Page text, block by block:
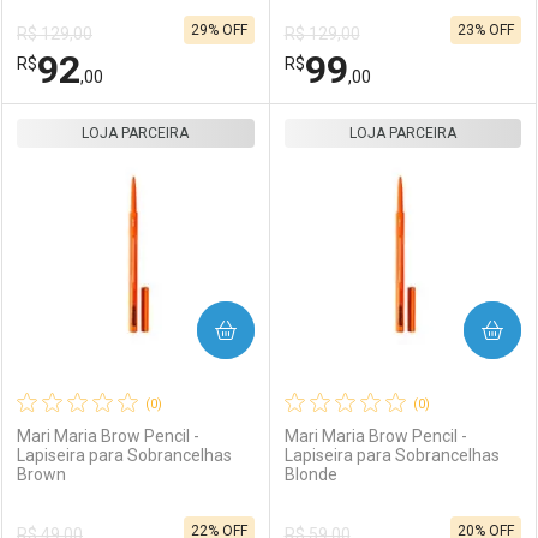
Comprar sem Desconto
Por R$ 55,11/cada
Comprar sem Desconto
Por R$ 55,11/cada
Comprar sem Desconto
Por R$ 92,00/cada
Comprar sem Desconto
Por R$ 92,00/cada
R$ 129,00
R$92,00
29% OFF
Laboratório
Por Menos
R$ 129,00
R$99,00
23% OFF
Laboratório
Por Menos
(0)
Mari Maria Brow Pencil -
Lapiseira para Sobrancelhas
Brown
LOJA PARCEIRA
R$ 49,00
22% OFF
COMPRAR
(0)
Mari Maria Brow Pencil -
Lapiseira para Sobrancelhas
Blonde
LOJA PARCEIRA
R$ 59,00
20% OFF
COMPRAR